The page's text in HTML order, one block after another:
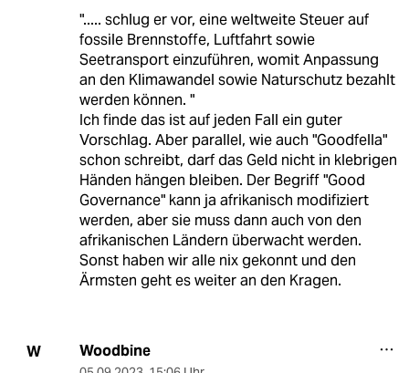
"..... schlug er vor, eine weltweite Steuer auf
fossile Brennstoffe, Luftfahrt sowie
Seetransport einzuführen, womit Anpassung
an den Klimawandel sowie Naturschutz bezahlt
werden können. "
Ich finde das ist auf jeden Fall ein guter
Vorschlag. Aber parallel, wie auch "Goodfella"
schon schreibt, darf das Geld nicht in klebrigen
Händen hängen bleiben. Der Begriff "Good
Governance" kann ja afrikanisch modifiziert
werden, aber sie muss dann auch von den
afrikanischen Ländern überwacht werden.
Sonst haben wir alle nix gekonnt und den
Ärmsten geht es weiter an den Kragen.
W Woodbine